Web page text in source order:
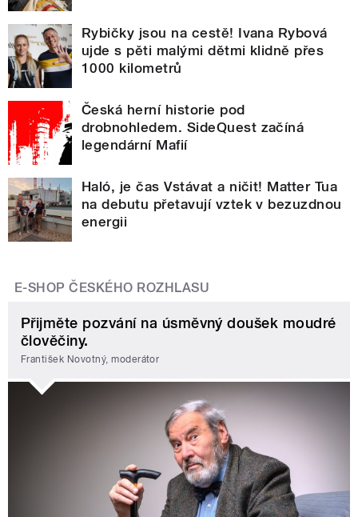
Rybičky jsou na cestě! Ivana Rybová
ujde s pěti malými dětmi klidně přes
1000 kilometrů
Česká herní historie pod
drobnohledem. SideQuest začíná
legendární Mafií
Haló, je čas Vstávat a ničit! Matter Tua
na debutu přetavují vztek v bezuzdnou
energii
E-SHOP ČESKÉHO ROZHLASU
Přijměte pozvání na úsměvný doušek moudré
člověčiny.
František Novotný, moderátor